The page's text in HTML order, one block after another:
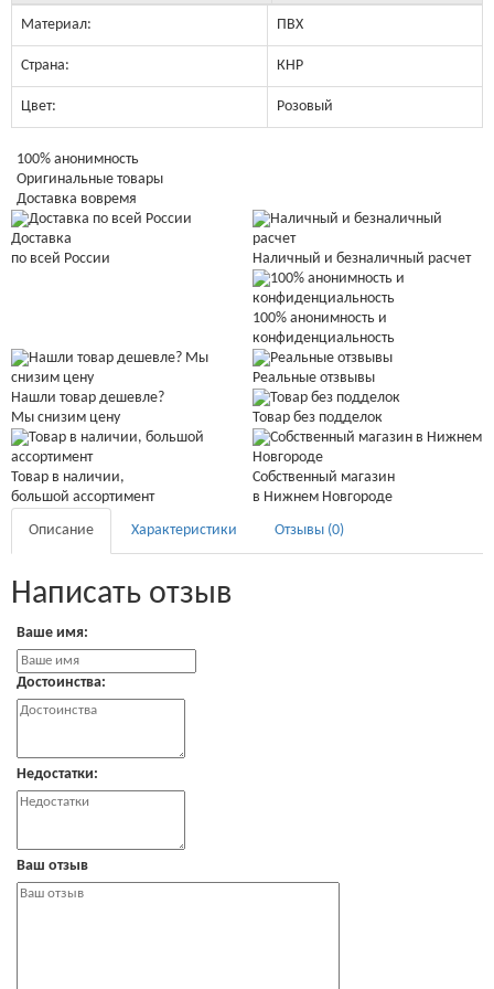
Материал: ПВХ
Страна: КНР
Цвет: Розовый
100% анонимность
Оригинальные товары
Доставка вовремя
Доставка
по всей России
Наличный и безналичный расчет
100% анонимность и
конфиденциальность
Нашли товар дешевле?
Мы снизим цену
Реальные отзвывы
Товар без подделок
Товар в наличии,
большой ассортимент
Собственный магазин
в Нижнем Новгороде
Описание
Характеристики Отзывы (0)
Написать отзыв
Ваше имя:
Достоинства:
Недостатки:
Ваш отзыв